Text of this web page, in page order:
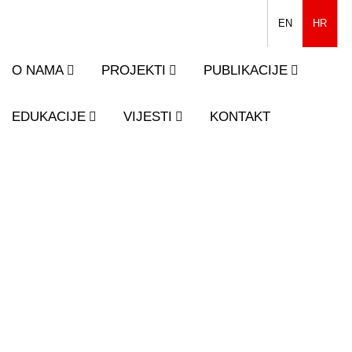
EN HR
O NAMA PROJEKTI PUBLIKACIJE
EDUKACIJE VIJESTI KONTAKT